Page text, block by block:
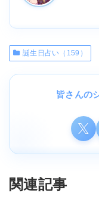
誕生日占い（159）
皆さんの
関連記事